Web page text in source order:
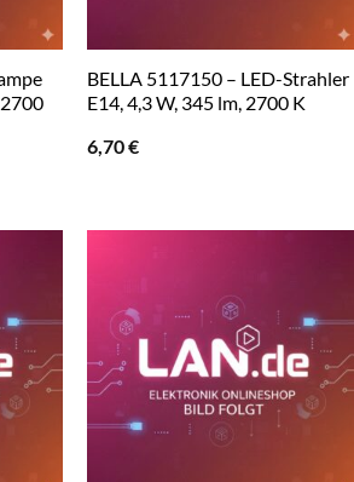
BELLA 5117150 – LED-Strahler
E14, 4,3 W, 345 lm, 2700 K
6,70€